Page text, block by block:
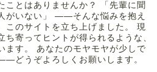
ことはありませんか？ 「先輩に聞
がいない」 ――そんな悩みを抱え
このサイトを立ち上げました。 現
ち寄ってヒントが得られるような、
ます。 あなたのモヤモヤが少しで
どうぞよろしくお願いします。